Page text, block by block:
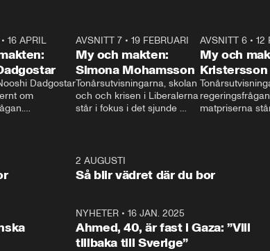
16 APRIL
Dadgostar
om
i val. Ska vi
sitter vi förstås
24:30
AVSNITT 7• 19 FEBRUARI
My och makten:
Simona Mohamsson
Tonårsutvisningarna, skolan
och och krisen i Liberalerna
står i fokus i det sjunde
kommentator My
Rohwedder ställer
utbildnings- och
Mohamsson till svars.
AVSNITT 6 •12
My och
Kristersson
matpriserna
Rohwedder
statsminister
2 AUGUSTI
Så blir vädret där du bor
NYHETER• 16 JAN. 2025
Ahmed, 40, är fast i Gaza: ”Vill
tillbaka till Sverige”